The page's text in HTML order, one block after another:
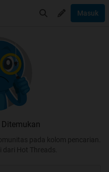
Masuk
pada kolom pencarian.
Hot Threads.